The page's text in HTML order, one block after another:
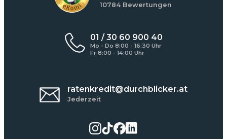
10784 Bewertungen
01 / 30 60 900 40
Mo - Do 8:00 - 16:30 Uhr
Fr 8:00 - 14:00 Uhr
ratenkredit@durchblicker.at
Jederzeit